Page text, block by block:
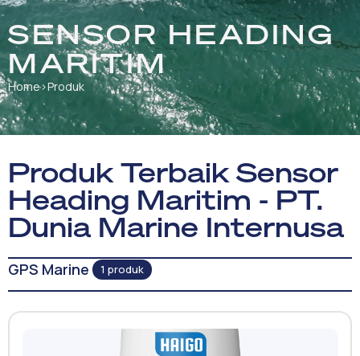
SENSOR HEADING
MARITIM
Home›Produk
Produk Terbaik Sensor
Heading Maritim - PT.
Dunia Marine Internusa
GPS Marine 1 produk